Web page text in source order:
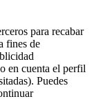
para recabar
fines de
en cuenta el perfil
Puedes